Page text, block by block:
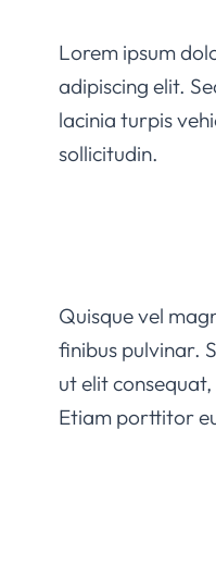
Lorem ipsum
adipiscing elit.
lacinia turpis
sollicitudin.
Quisque vel
finibus pulvinar.
ut elit
Etiam porttitor